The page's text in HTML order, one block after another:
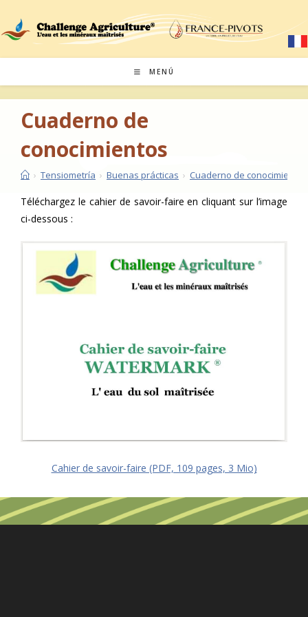
contenido
MENÚ
Cuaderno de
conocimientos
› Tensiometría › Buenas prácticas › Cuaderno de conocimientos
Téléchargez le cahier de savoir-faire en cliquant sur l’image
ci-dessous :
Cahier de savoir-faire (PDF, 109 pages, 3 Mio)